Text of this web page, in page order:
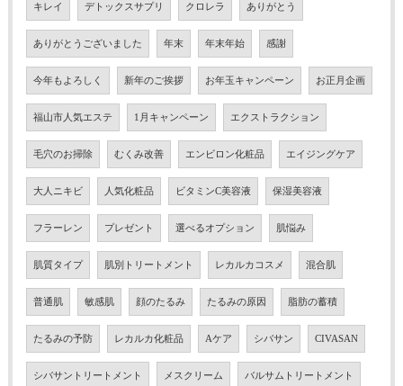
キレイ デトックスサプリ クロレラ ありがとう
ありがとうございました 年末 年末年始 感謝
今年もよろしく 新年のご挨拶 お年玉キャンペーン お正月企画
福山市人気エステ 1月キャンペーン エクストラクション
毛穴のお掃除 むくみ改善 エンビロン化粧品 エイジングケア
大人ニキビ 人気化粧品 ビタミンC美容液 保湿美容液
フラーレン プレゼント 選べるオプション 肌悩み
肌質タイプ 肌別トリートメント レカルカコスメ 混合肌
普通肌 敏感肌 顔のたるみ たるみの原因 脂肪の蓄積
たるみの予防 レカルカ化粧品 Aケア シバサン CIVASAN
シバサントリートメント メスクリーム バルサムトリートメント